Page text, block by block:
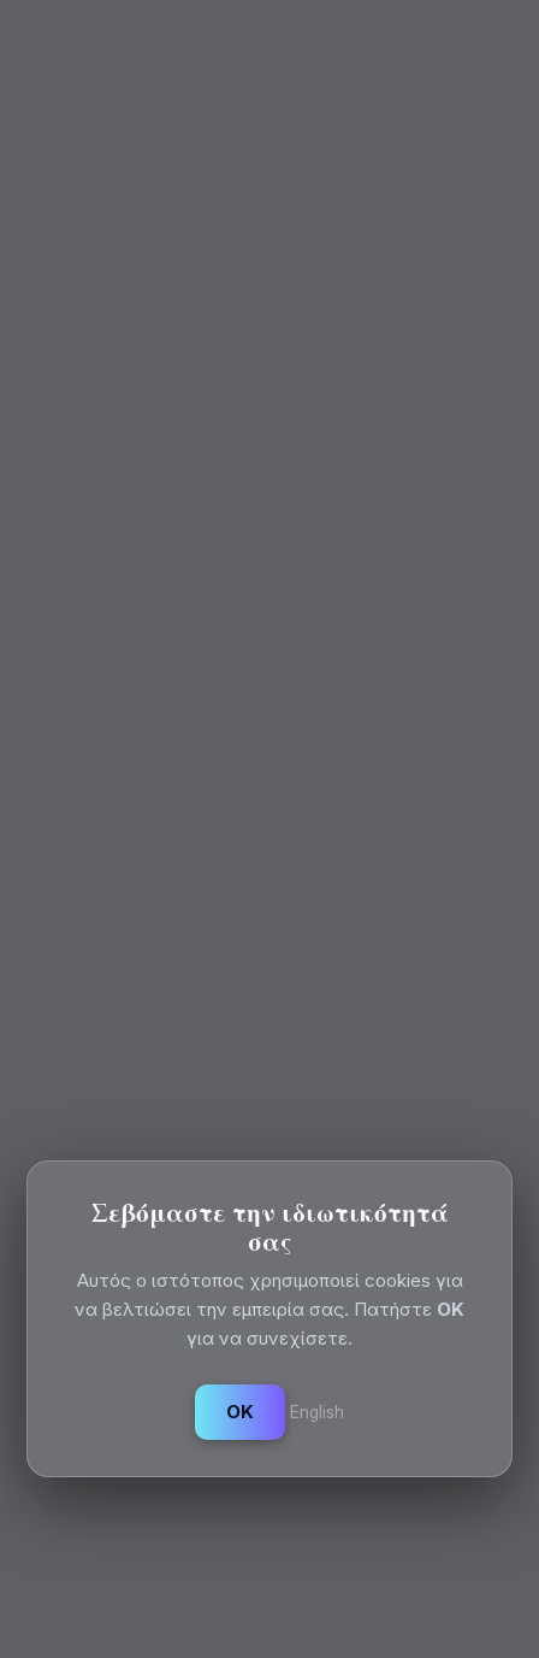
Σεβόμαστε την ιδιωτικότητά
σας
Αυτός ο ιστότοπος χρησιμοποιεί cookies για
να βελτιώσει την εμπειρία σας. Πατήστε OK
για να συνεχίσετε.
OK English